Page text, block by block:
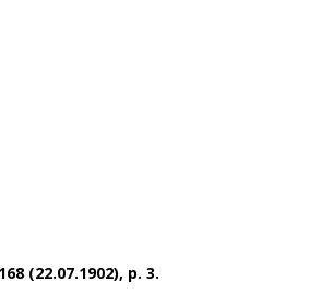
(22.07.1902), p. 3.